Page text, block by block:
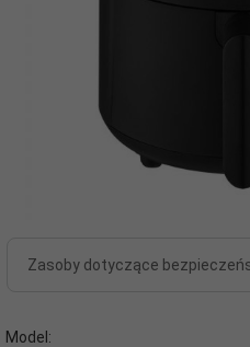
Zasoby dotyczące
Model: